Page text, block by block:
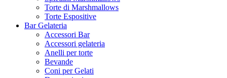
Torte di Marshmallows
Torte Espositive
Bar Gelateria
Accessori Bar
Accessori gelateria
Anelli per torte
Bevande
Coni per Gelati